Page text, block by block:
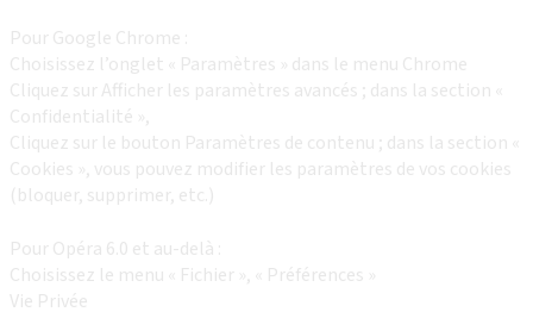
Pour Google Chrome :
Choisissez l’onglet « Paramètres » dans le menu Chrome
Cliquez sur Afficher les paramètres avancés ; dans la section «
Confidentialité »,
Cliquez sur le bouton Paramètres de contenu ; dans la section «
Cookies », vous pouvez modifier les paramètres de vos cookies
(bloquer, supprimer, etc.)
Pour Opéra 6.0 et au-delà :
Choisissez le menu « Fichier », « Préférences »
Vie Privée